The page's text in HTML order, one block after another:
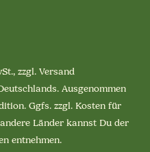
zzgl. Versand
Ausgenommen
Ggfs. zzgl. Kosten für
Länder kannst Du der
entnehmen.